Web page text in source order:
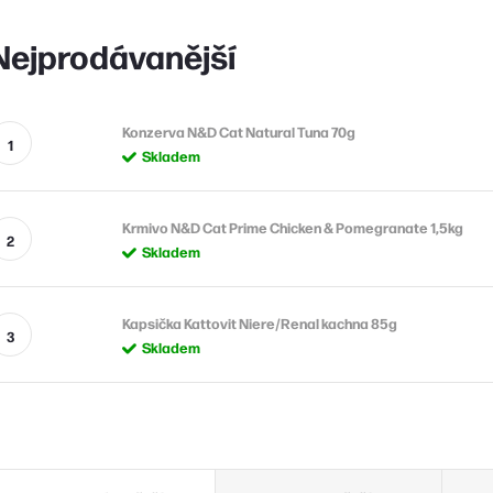
Konzerva N&D Cat Natural Tuna 70g
Skladem
Krmivo N&D Cat Prime Chicken & Pomegranate 1,5kg
Skladem
Kapsička Kattovit Niere/Renal kachna 85g
Skladem